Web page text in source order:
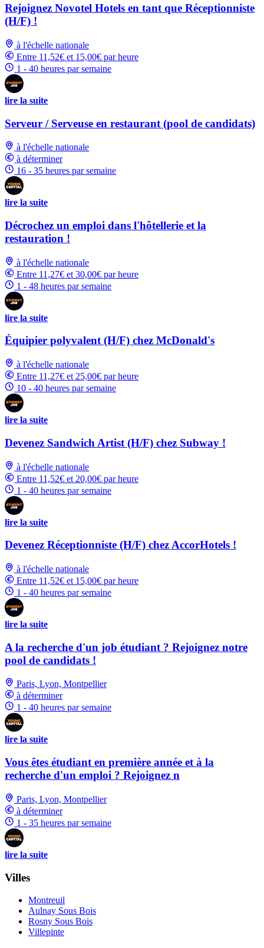
Rejoignez Novotel Hotels en tant que Réceptionniste
(H/F) !
à l'échelle nationale
Entre 11,52€ et 15,00€ par heure
1 - 40 heures par semaine
lire la suite
Serveur / Serveuse en restaurant (pool de candidats)
à l'échelle nationale
à déterminer
16 - 35 heures par semaine
lire la suite
Décrochez un emploi dans l'hôtellerie et la
restauration !
à l'échelle nationale
Entre 11,27€ et 30,00€ par heure
1 - 48 heures par semaine
lire la suite
Équipier polyvalent (H/F) chez McDonald's
à l'échelle nationale
Entre 11,27€ et 25,00€ par heure
10 - 40 heures par semaine
lire la suite
Devenez Sandwich Artist (H/F) chez Subway !
à l'échelle nationale
Entre 11,52€ et 20,00€ par heure
1 - 40 heures par semaine
lire la suite
Devenez Réceptionniste (H/F) chez AccorHotels !
à l'échelle nationale
Entre 11,52€ et 15,00€ par heure
1 - 40 heures par semaine
lire la suite
A la recherche d'un job étudiant ? Rejoignez notre
pool de candidats !
Paris, Lyon, Montpellier
à déterminer
1 - 40 heures par semaine
lire la suite
Vous êtes étudiant en première année et à la
recherche d'un emploi ? Rejoignez n
Paris, Lyon, Montpellier
à déterminer
1 - 35 heures par semaine
lire la suite
Villes
Montreuil
Aulnay Sous Bois
Rosny Sous Bois
Villepinte